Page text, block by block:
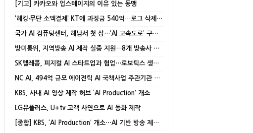
[기고] 카카오와 업스테이지의 이유 있는 동맹
‘해킹‧무단 소액결제’ KT에 과징금 540억…로그 삭제‧거짓 진술
국가 AI 컴퓨팅센터, 해남서 첫 삽…‘AI 고속도로’ 구축 본격화
방미통위, 지역방송 AI 제작 실증 지원…8개 방송사 선정
SK텔레콤, 피지컬 AI 스타트업과 협업…로보틱스 생태계 강화
NC AI, 494억 규모 에이전틱 AI 국책사업 주관기관 선정
KBS, 사내 AI 영상 제작 허브 ‘AI Production’ 개소
LG유플러스, U+tv 고객 사연으로 AI 동화 제작
[종합] KBS, ‘AI Production’ 개소…AI 기반 방송 제작 본격화